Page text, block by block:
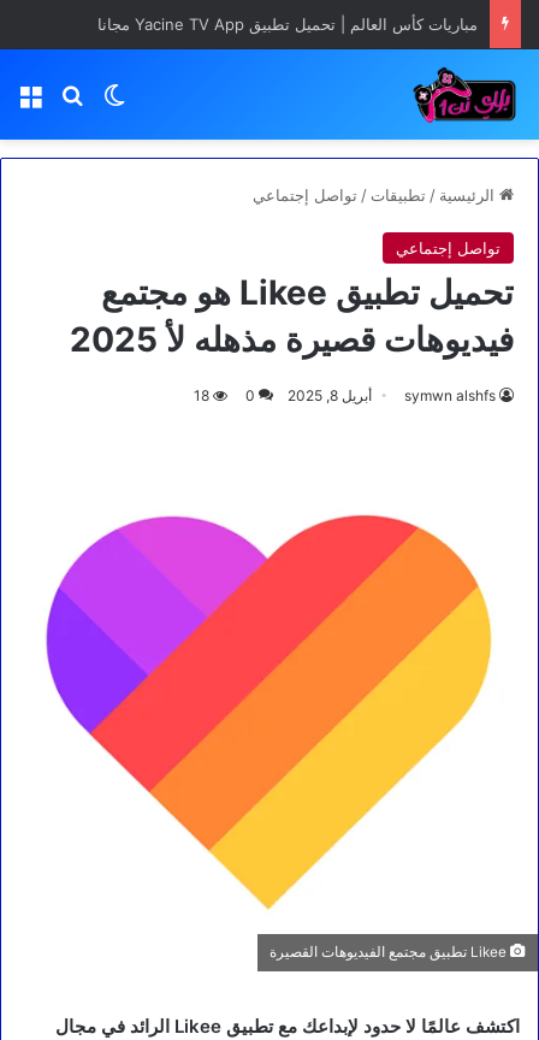
مباريات كأس العالم | تحميل تطبيق Yacine TV App مجانا
بحثالوضع
الرئيسية / تطبيقات / تواصل إجتماعي
تواصل إجتماعي
تحميل تطبيق Likee هو مجتمع
فيديوهات قصيرة مذهله لأ 2025
symwn alshfs أبريل 8, 2025 0
18
اكتشف عالمًا لا حدود لإبداعك مع تطبيق Likee الرائد في مجال